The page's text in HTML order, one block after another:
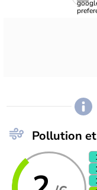
Pollution